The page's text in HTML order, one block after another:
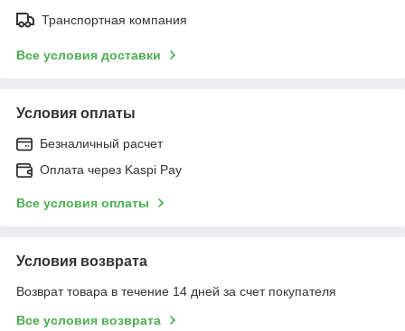
Транспортная компания
Все условия доставки
Условия оплаты
Безналичный расчет
Оплата через Kaspi Pay
Все условия оплаты
Условия возврата
Возврат товара в течение 14 дней за счет покупателя
Все условия возврата